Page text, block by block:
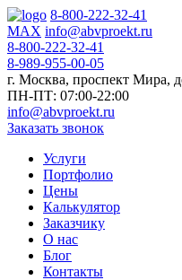
8-800-222-32-41
MAX info@abvproekt.ru
8-800-222-32-41
8-989-955-00-05
г. Москва, проспект Мира,
ПН-ПТ: 07:00-22:00
info@abvproekt.ru
Заказать звонок
Услуги
Портфолио
Цены
Калькулятор
Заказчику
О нас
Блог
Контакты